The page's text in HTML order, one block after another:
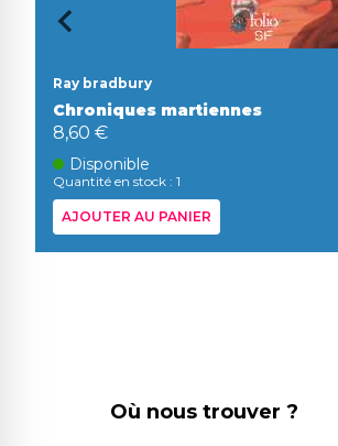
Ray bradbury
Chroniques martiennes
8,60 €
Disponible
Quantité en stock : 1
AJOUTER AU PANIER
Où nous trouver ?